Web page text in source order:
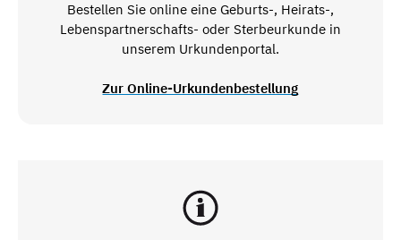
Bestellen Sie online eine Geburts-, Heirats-,
Lebenspartnerschafts- oder Sterbeurkunde in
unserem Urkundenportal.
Zur Online-Urkundenbestellung